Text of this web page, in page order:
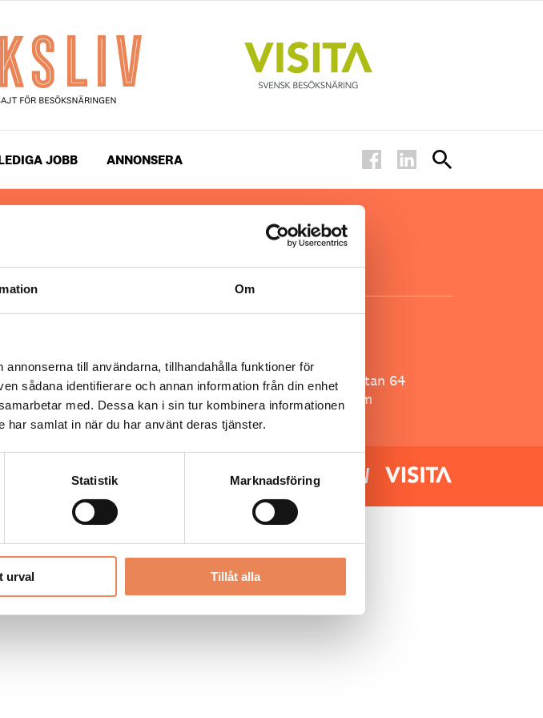
Om
till användarna, tillhandahålla funktioner för
sådana identifierare och annan information från din enhet
med. Dessa kan i sin tur kombinera informationen
har samlat in när du har använt deras tjänster.
Statistik Marknadsföring
urval Tillåt alla
JOBB ANNONSERA
nyheter och snackisar inom
form är ett affärsmagasin för ägare
är skyddat
upphovsrätt.
Besöksliv
Spoon, Brännkyrkagatan 64
118 23 Stockholm